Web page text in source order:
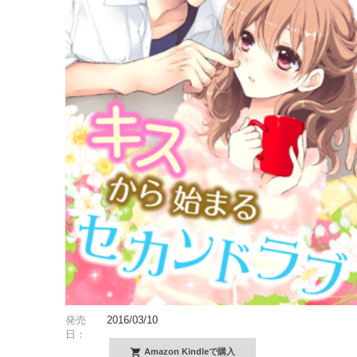
発売
日：
2016/03/10
Amazon Kindleで購入